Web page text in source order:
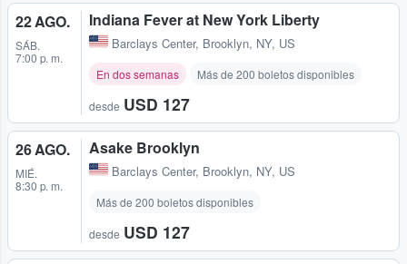
22 AGO.
SÁB.
7:00 p. m.
Indiana Fever at New York Liberty
Barclays Center, Brooklyn, NY, US
En dos semanas Más de 200 boletos disponibles
desde USD 127
26 AGO.
MIÉ.
8:30 p. m.
Asake Brooklyn
Barclays Center, Brooklyn, NY, US
Más de 200 boletos disponibles
desde USD 127